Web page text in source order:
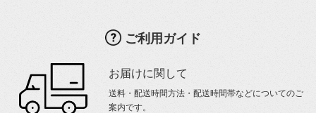
ご利用ガイド
お届けに関して
送料・配送時間方法・配送時間帯などについてのご
案内です。